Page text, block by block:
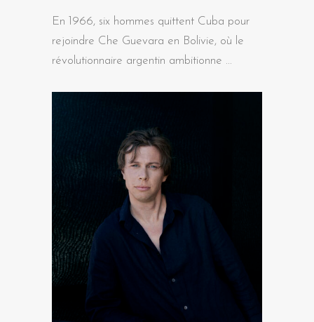
En 1966, six hommes quittent Cuba pour
rejoindre Che Guevara en Bolivie, où le
révolutionnaire argentin ambitionne